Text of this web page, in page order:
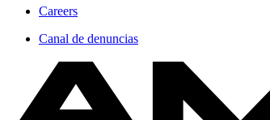
Careers
Canal de denuncias